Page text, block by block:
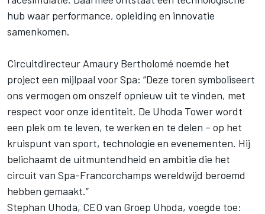
hub waar performance, opleiding en innovatie
samenkomen.
Circuitdirecteur Amaury Bertholomé noemde het
project een mijlpaal voor Spa: “Deze toren symboliseert
ons vermogen om onszelf opnieuw uit te vinden, met
respect voor onze identiteit. De Uhoda Tower wordt
een plek om te leven, te werken en te delen – op het
kruispunt van sport, technologie en evenementen. Hij
belichaamt de uitmuntendheid en ambitie die het
circuit van Spa-Francorchamps wereldwijd beroemd
hebben gemaakt.”
Stephan Uhoda, CEO van Groep Uhoda, voegde toe: